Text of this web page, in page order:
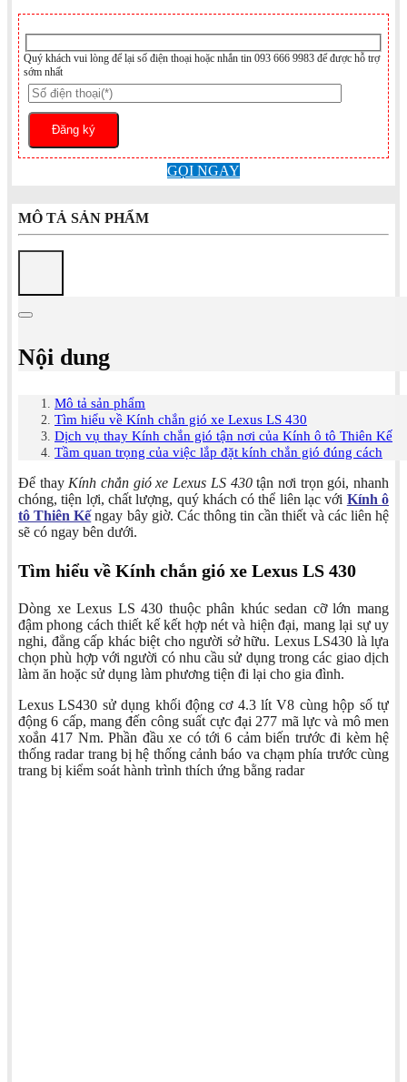
Quý khách vui lòng để lại số điện thoại hoặc nhắn tin 093 666 9983 để được hỗ trợ
sớm nhất
GỌI NGAY
MÔ TẢ SẢN PHẨM
Nội dung
Mô tả sản phẩm
Tìm hiểu về Kính chắn gió xe Lexus LS 430
Dịch vụ thay Kính chắn gió tận nơi của Kính ô tô Thiên Kế
Tầm quan trọng của việc lắp đặt kính chắn gió đúng cách
Để thay Kính chắn gió xe Lexus LS 430tận nơi trọn gói, nhanh
chóng, tiện lợi, chất lượng, quý khách có thể liên lạc với Kính ô
tô Thiên Kếngay bây giờ. Các thông tin cần thiết và các liên hệ
sẽ có ngay bên dưới.
Tìm hiểu về Kính chắn gió xe Lexus LS 430
Dòng xe Lexus LS 430 thuộc phân khúc sedan cỡ lớn mang
đậm phong cách thiết kế kết hợp nét và hiện đại, mang lại sự uy
nghi, đẳng cấp khác biệt cho người sở hữu. Lexus LS430 là lựa
chọn phù hợp với người có nhu cầu sử dụng trong các giao dịch
làm ăn hoặc sử dụng làm phương tiện đi lại cho gia đình.
Lexus LS430 sử dụng khối động cơ 4.3 lít V8 cùng hộp số tự
động 6 cấp, mang đến công suất cực đại 277 mã lực và mô men
xoắn 417 Nm. Phần đầu xe có tới 6 cảm biến trước đi kèm hệ
thống radar trang bị hệ thống cảnh báo va chạm phía trước cùng
trang bị kiểm soát hành trình thích ứng bằng radar